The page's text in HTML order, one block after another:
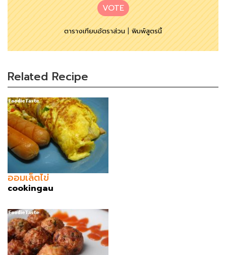
VOTE
ตารางเทียบอัตราส่วน|พิมพ์สูตรนี้
Related Recipe
ออมเล็ตไข่
cookingau